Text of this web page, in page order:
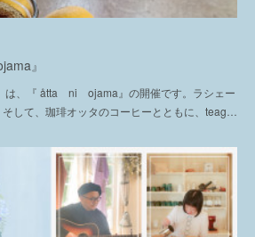
』
は、『 åtta ni ojama』の開催です。ラシェー
して、珈琲オッタのコーヒーとともに、teag…